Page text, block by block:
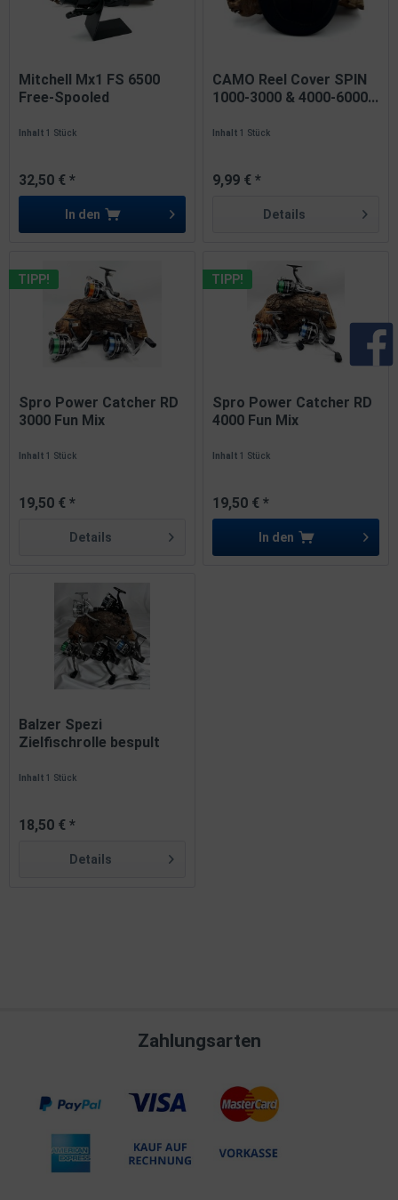
Mitchell Mx1 FS 6500
Free-Spooled
Inhalt1 Stück
32,50 € *
In den
CAMO Reel Cover SPIN
1000-3000 & 4000-6000...
Inhalt1 Stück
9,99 € *
Details
TIPP!
Spro Power Catcher RD
3000 Fun Mix
Inhalt1 Stück
19,50 € *
Details
TIPP!
Spro Power Catcher RD
4000 Fun Mix
Inhalt1 Stück
19,50 € *
In den
Balzer Spezi
Zielfischrolle bespult
Inhalt1 Stück
18,50 € *
Details
Zahlungsarten